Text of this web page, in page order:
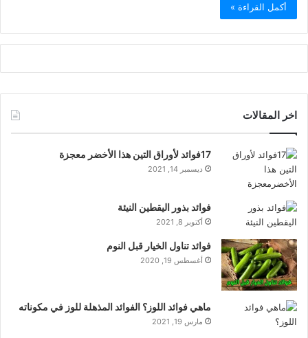
أكمل القراءة »
اخر المقالات
17فوائد لأوراق التين هذا الأخضر معجزة
ديسمبر 14, 2021
فوائد بذور اليقطين النيئة
أكتوبر 8, 2021
فوائد تناول الخيار قبل النوم
أغسطس 19, 2020
ماهي فوائد اللوز؟ الفوائد المذهلة للوز في مكوناته
مارس 19, 2021